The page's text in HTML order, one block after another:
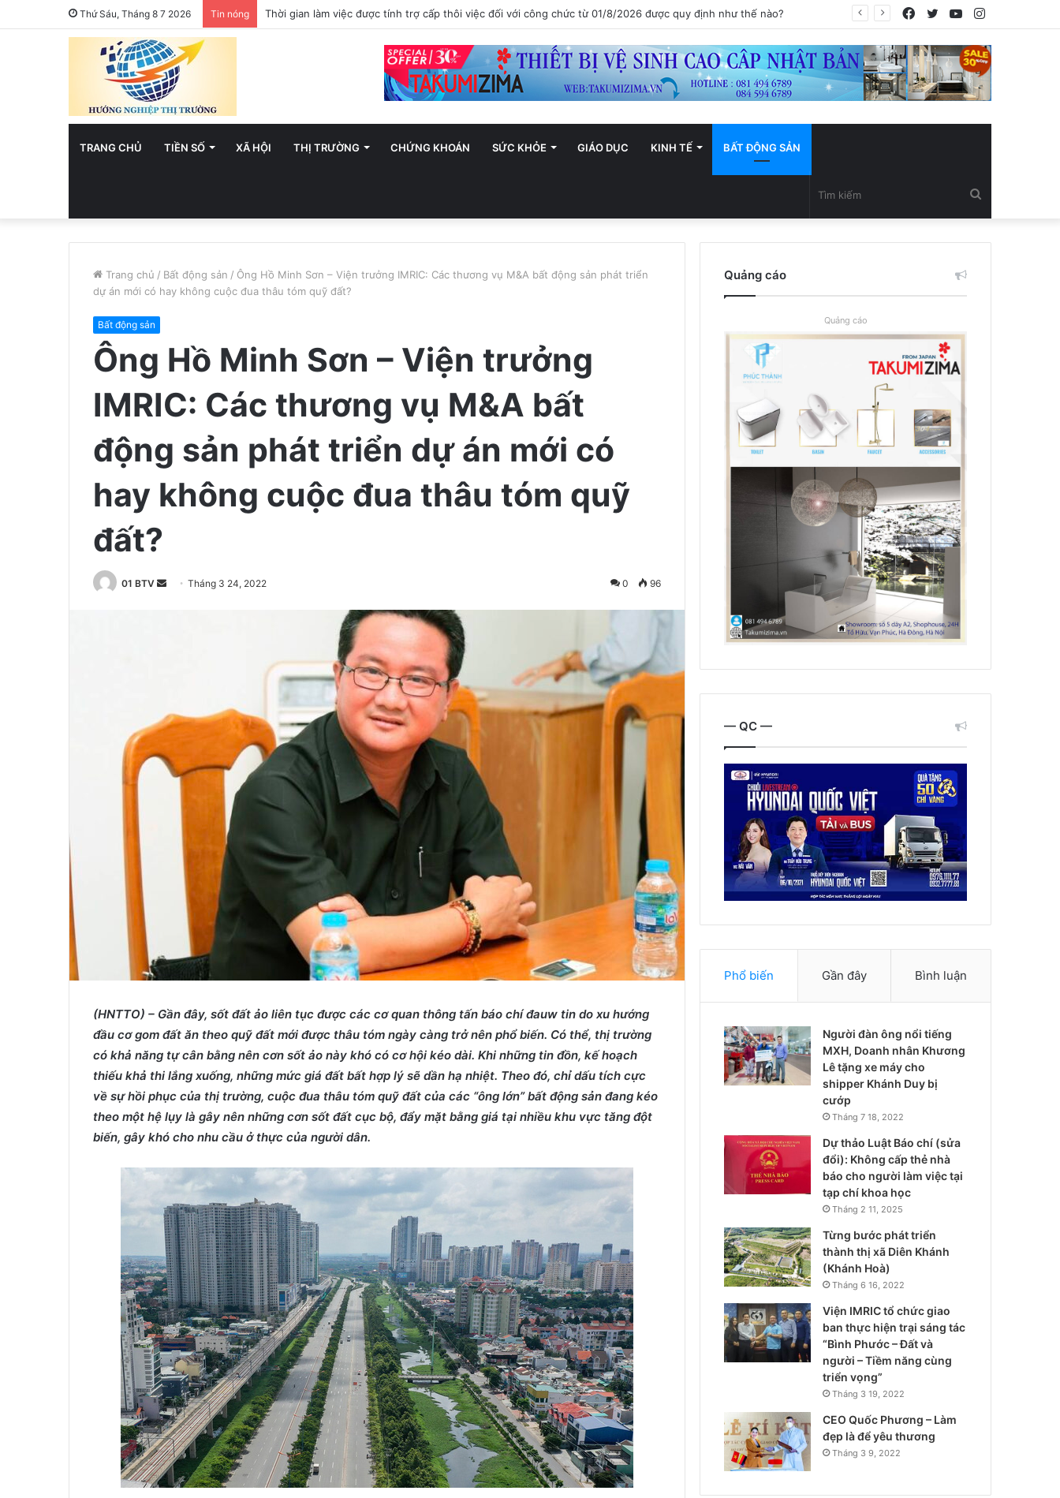
Thứ Sáu, Tháng 8 7 2026 Tin nóng Việt Nam hướng tới trở thành trung tâm văn hóa và sáng tạo hàng đầu khu vực YouTube
Twitter
Facebook
TRANG CHỦ TIỀN SỐ XÃ HỘI THỊ TRƯỜNG CHỨNG KHOÁN SỨC KHỎE GIÁO DỤC KINH TẾ BẤT ĐỘNG SẢN
kiếm
Trang chủ / Bất động sản / Ông Hồ Minh Sơn – Viện trưởng IMRIC: Các thương vụ M&A bất động sản phát triển
dự án mới có hay không cuộc đua thâu tóm quỹ đất?
Bất động sản
Ông Hồ Minh Sơn – Viện trưởng
IMRIC: Các thương vụ M&A bất
động sản phát triển dự án mới có
hay không cuộc đua thâu tóm quỹ
đất?
01 BTV
m
a
i
l
Tháng 3 24, 2022 0 96
(HNTTO) – Gần đây, sốt đất ảo liên tục được các cơ quan thông tấn báo chí đauw tin do xu hướng
đầu cơ gom đất ăn theo quỹ đất mới được thâu tóm ngày càng trở nên phổ biến. Có thể, thị trường
có khả năng tự cân bằng nên cơn sốt ảo này khó có cơ hội kéo dài. Khi những tin đồn, kế hoạch
thiếu khả thi lắng xuống, những mức giá đất bất hợp lý sẽ dần hạ nhiệt. Theo đó, chỉ dấu tích cực
về sự hồi phục của thị trường, cuộc đua thâu tóm quỹ đất của các “ông lớn” bất động sản đang kéo
theo một hệ lụy là gây nên những cơn sốt đất cục bộ, đẩy mặt bằng giá tại nhiều khu vực tăng đột
biến, gây khó cho nhu cầu ở thực của người dân.
Quảng cáo
Quảng cáo
— QC —
Phổ biến Gần đây Bình luận
Người đàn ông nổi tiếng
MXH, Doanh nhân Khương
Lê tặng xe máy cho
shipper Khánh Duy bị
cướp
Tháng 7 18, 2022
Dự thảo Luật Báo chí (sửa
đổi): Không cấp thẻ nhà
báo cho người làm việc tại
tạp chí khoa học
Tháng 2 11, 2025
Từng bước phát triển
thành thị xã Diên Khánh
(Khánh Hoà)
Tháng 6 16, 2022
Viện IMRIC tổ chức giao
ban thực hiện trại sáng tác
“Bình Phước – Đất và
người – Tiềm năng cùng
triển vọng”
Tháng 3 19, 2022
CEO Quốc Phương – Làm
đẹp là để yêu thương
Tháng 3 9, 2022